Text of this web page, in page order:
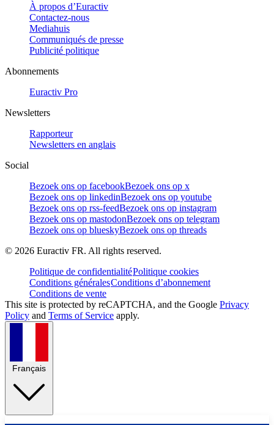
À propos d’Euractiv
Contactez-nous
Mediahuis
Communiqués de presse
Publicité politique
Abonnements
Euractiv Pro
Newsletters
Rapporteur
Newsletters en anglais
Social
Bezoek ons op facebookBezoek ons op x
Bezoek ons op linkedinBezoek ons op youtube
Bezoek ons op rss-feedBezoek ons op instagram
Bezoek ons op mastodonBezoek ons op telegram
Bezoek ons op blueskyBezoek ons op threads
© 2026 Euractiv FR. All rights reserved.
Politique de confidentialitéPolitique cookies
Conditions généralesConditions d’abonnement
Conditions de vente
This site is protected by reCAPTCHA, and the Google Privacy
Policy and Terms of Service apply.
Français